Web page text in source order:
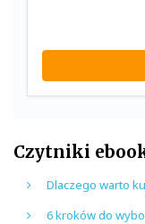
Czytniki
Dlaczego warto
6 kroków do